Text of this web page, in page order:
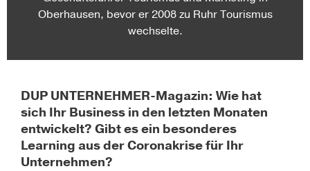
Oberhausen, bevor er 2008 zu Ruhr Tourismus
wechselte.
DUP UNTERNEHMER-Magazin: Wie hat
sich Ihr Business in den letzten Monaten
entwickelt? Gibt es ein besonderes
Learning aus der Coronakrise für Ihr
Unternehmen?